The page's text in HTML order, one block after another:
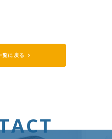
に戻る